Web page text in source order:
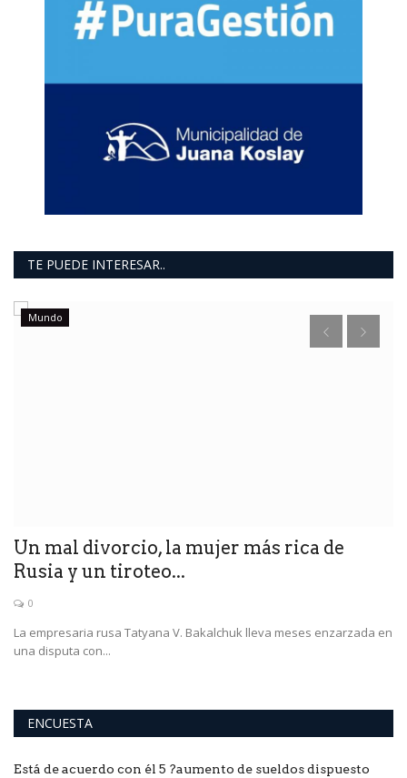
TE PUEDE INTERESAR..
Mundo
Un mal divorcio, la mujer más rica de
Rusia y un tiroteo...
0
La empresaria rusa Tatyana V. Bakalchuk lleva meses enzarzada en
una disputa con...
ENCUESTA
Está de acuerdo con él 5 ?aumento de sueldos dispuesto